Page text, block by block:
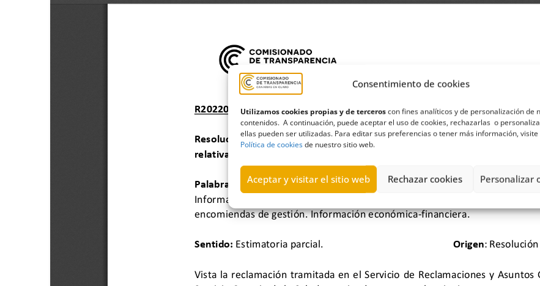
Consentimiento de cookies
Utilizamos cookies propias y de terceroscon fines analíticos y de personalización de
contenidos. A continuación, puede aceptar el uso de cookies, rechazarlas o
ellas pueden ser utilizadas. Para editar sus preferencias o tener más información,
Política de cookiesde nuestro sitio web.
Aceptar y visitar el sitio web Rechazar cookies Personalizar